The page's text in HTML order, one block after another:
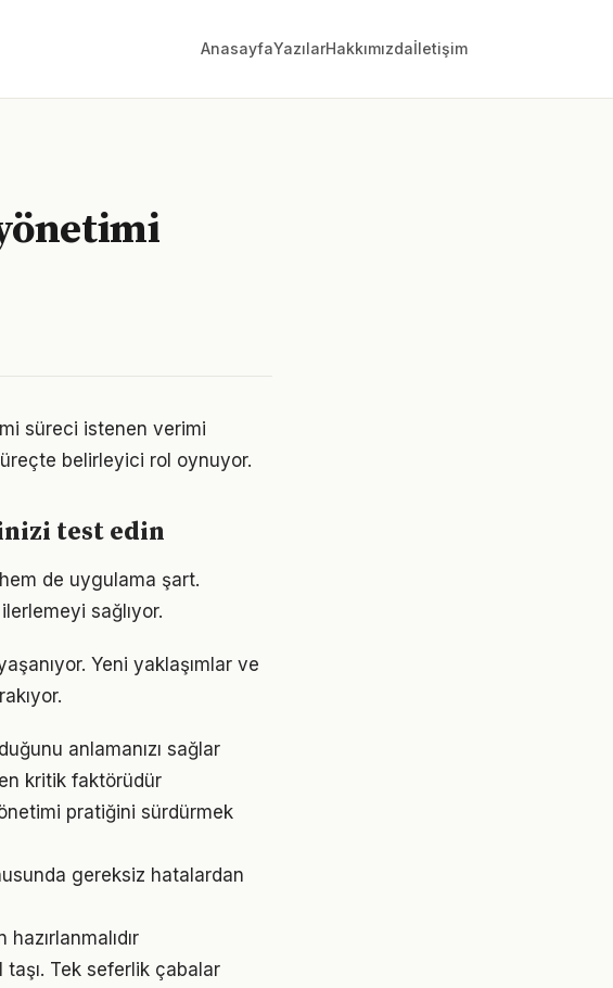
AnasayfaYazılarHakkımızdaİletişim
süreci istenen verimi
belirleyici rol oynuyor.
test edin
de uygulama şart.
sağlıyor.
Yeni yaklaşımlar ve
anlamanızı sağlar
kritik faktörüdür
pratiğini sürdürmek
gereksiz hatalardan
taşı. Tek seferlik çabalar